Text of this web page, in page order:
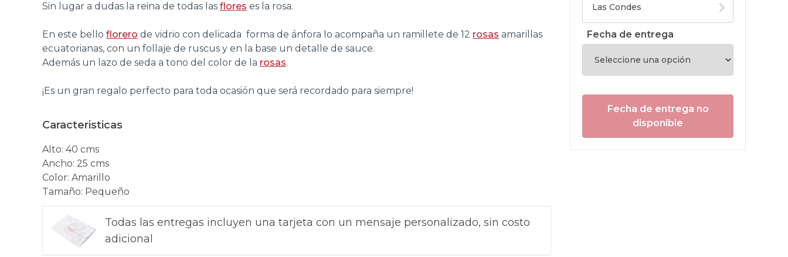
Sin lugar a dudas la reina de todas las flores es la rosa.
En este bello florero de vidrio con delicada forma de ánfora lo acompaña un ramillete de 12 rosas amarillas
ecuatorianas, con un follaje de ruscus y en la base un detalle de sauce.
Además un lazo de seda a tono del color de la rosas.
¡Es un gran regalo perfecto para toda ocasión que será recordado para siempre!
Caracteristicas
Alto: 40 cms
Ancho: 25 cms
Color: Amarillo
Tamaño: Pequeño
Todas las entregas incluyen una tarjeta con un mensaje personalizado, sin costo
adicional
Fecha de entrega
Fecha de entrega no
disponible